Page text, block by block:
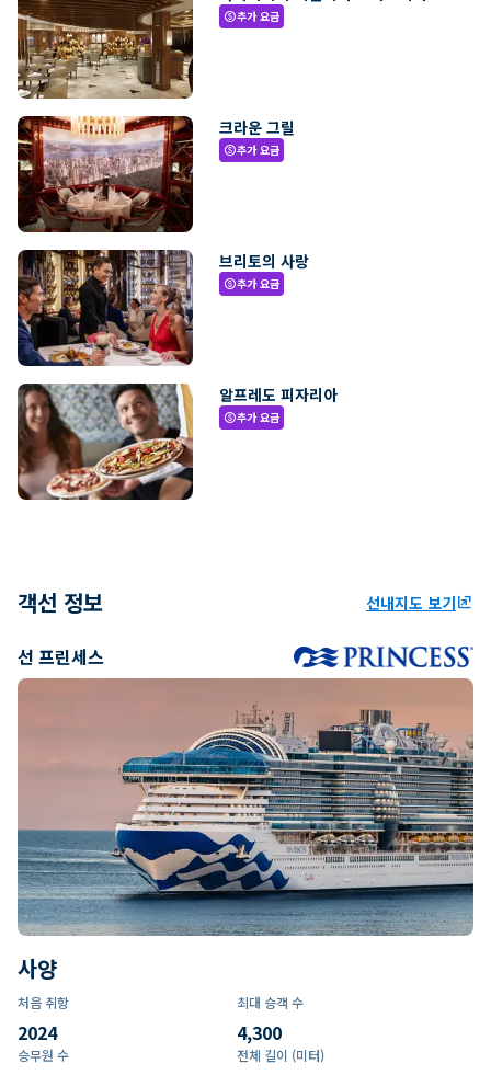
paid추가 요금
크라운 그릴
paid추가 요금
브리토의 사랑
paid추가 요금
알프레도 피자리아
paid추가 요금
객선 정보 선내지도 보기ungroup
선 프린세스
사양
처음 취항
2024
최대 승객 수
4,300
승무원 수 전체 길이 (미터)